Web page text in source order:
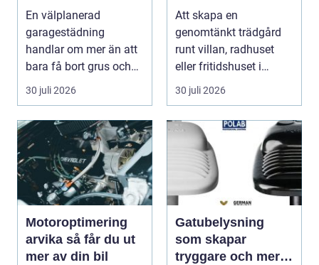
hållbart garage
En välplanerad
garagestädning
handlar om mer än att
bara få bort grus och
damm från golvet.
Rena gar...
30 juli 2026
hållbar och
harmonisk utemiljö
Att skapa en
genomtänkt trädgård
runt villan, radhuset
eller fritidshuset i
Enkö...
30 juli 2026
Motoroptimering
arvika så får du ut
mer av din bil
Gatubelysning
som skapar
tryggare och mer